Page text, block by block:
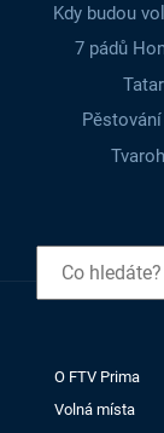
Kdy budou
7 pádů
O FTV Prima
Volná místa